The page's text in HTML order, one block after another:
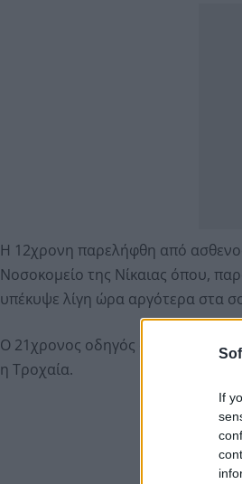
If
Η 12χρονη παρελήφθη από
Νοσοκομείο της Νίκαιας όπου,
υπέκυψε λίγη ώρα αργότερα στα
Ο 21χρονος οδηγός συνελήφθη ενώ
η Τροχαία.